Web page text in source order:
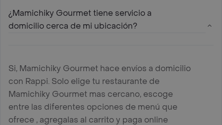
¿Mamichiky Gourmet tiene servicio a
domicilio cerca de mi ubicación?
Si, Mamichiky Gourmet hace envíos a domicilio
con Rappi. Solo elige tu restaurante de
Mamichiky Gourmet mas cercano, escoge
entre las diferentes opciones de menú que
ofrece , agregalas al carrito y paga online